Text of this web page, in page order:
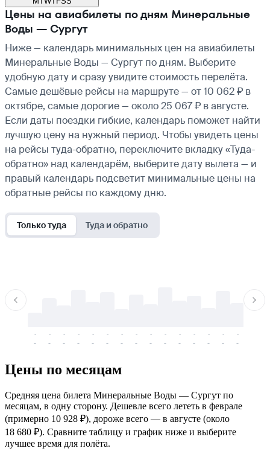
Цены на авиабилеты по дням Минеральные
Воды — Сургут
Ниже — календарь минимальных цен на авиабилеты
Минеральные Воды — Сургут по дням. Выберите
удобную дату и сразу увидите стоимость перелёта.
Самые дешёвые рейсы на маршруте — от 10 062 ₽ в
октябре, самые дорогие — около 25 067 ₽ в августе.
Если даты поездки гибкие, календарь поможет найти
лучшую цену на нужный период. Чтобы увидеть цены
на рейсы туда-обратно, переключите вкладку «Туда-
обратно» над календарём, выберите дату вылета — и
правый календарь подсветит минимальные цены на
обратные рейсы по каждому дню.
Только туда Туда и обратно
-
-
-
-
-
-
-
-
-
-
-
-
-
-
-
-
-
-
-
-
-
-
-
-
-
-
-
-
-
-
Цены по месяцам
Средняя цена билета Минеральные Воды — Сургут по
месяцам, в одну сторону. Дешевле всего лететь в феврале
(примерно 10 928 ₽), дороже всего — в августе (около
18 680 ₽). Сравните таблицу и график ниже и выберите
лучшее время для полёта.